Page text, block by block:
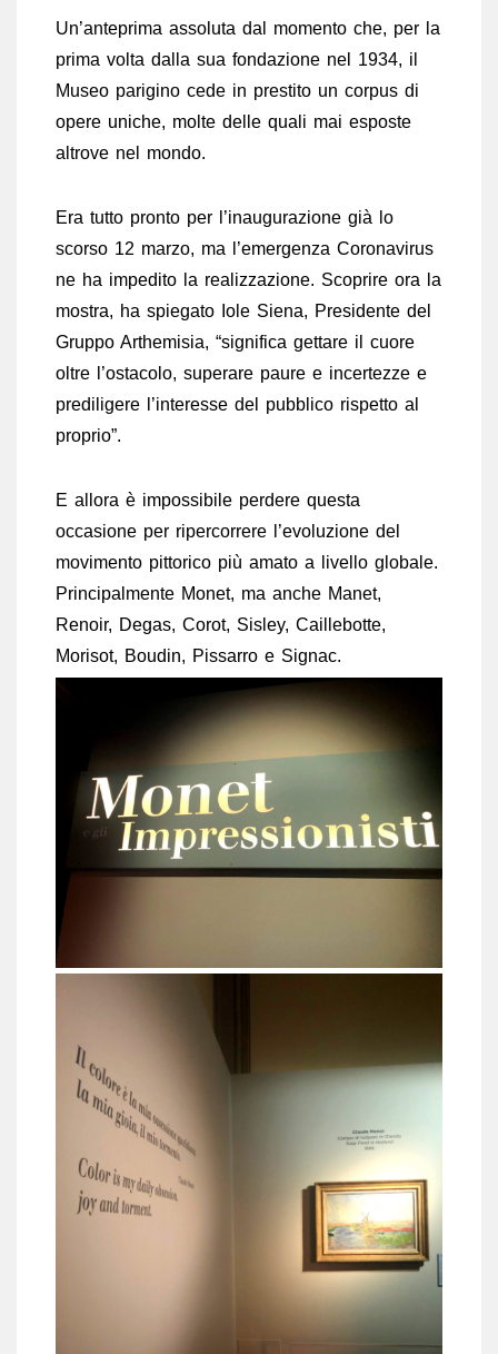
Un’anteprima assoluta dal momento che, per la
prima volta dalla sua fondazione nel 1934, il
Museo parigino cede in prestito un corpus di
opere uniche, molte delle quali mai esposte
altrove nel mondo.
Era tutto pronto per l’inaugurazione già lo
scorso 12 marzo, ma l’emergenza Coronavirus
ne ha impedito la realizzazione. Scoprire ora la
mostra, ha spiegato Iole Siena, Presidente del
Gruppo Arthemisia, “significa gettare il cuore
oltre l’ostacolo, superare paure e incertezze e
prediligere l’interesse del pubblico rispetto al
proprio”.
E allora è impossibile perdere questa
occasione per ripercorrere l’evoluzione del
movimento pittorico più amato a livello globale.
Principalmente Monet, ma anche Manet,
Renoir, Degas, Corot, Sisley, Caillebotte,
Morisot, Boudin, Pissarro e Signac.